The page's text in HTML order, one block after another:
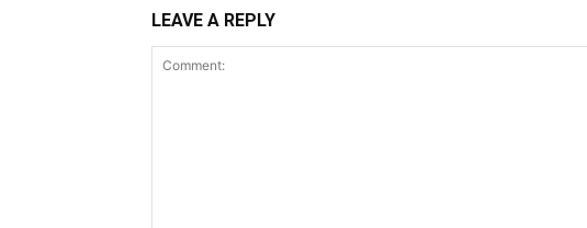
LEAVE A REPLY